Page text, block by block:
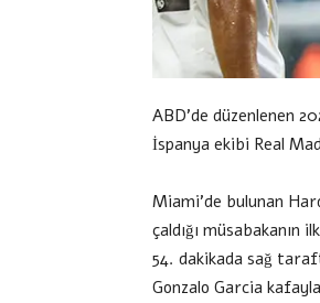
ABD’de düzenlenen
İspanya ekibi Real
Miami’de bulunan
çaldığı müsabakanın
54. dakikada sağ
Gonzalo Garcia